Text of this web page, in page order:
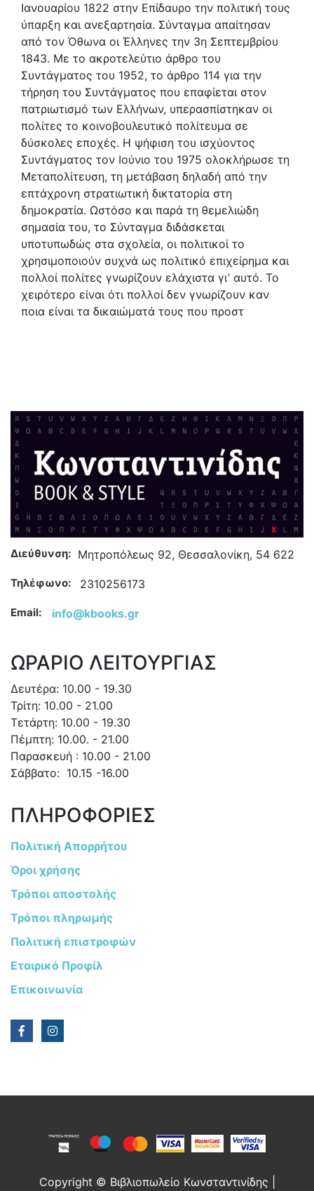
Ιανουαρίου 1822 στην Επίδαυρο την πολιτική τους
ύπαρξη και ανεξαρτησία. Σύνταγµα απαίτησαν
από τον Όθωνα οι Έλληνες την 3η Σεπτεµβρίου
1843. Με το ακροτελεύτιο άρθρο του
Συντάγµατος του 1952, το άρθρο 114 για την
τήρηση του Συντάγµατος που επαφίεται στον
πατριωτισµό των Ελλήνων, υπερασπίστηκαν οι
πολίτες το κοινοβουλευτικό πολίτευµα σε
δύσκολες εποχές. Η ψήφιση του ισχύοντος
Συντάγµατος τον Ιούνιο του 1975 ολοκλήρωσε τη
Μεταπολίτευση, τη µετάβαση δηλαδή από την
επτάχρονη στρατιωτική δικτατορία στη
δηµοκρατία. Ωστόσο και παρά τη θεµελιώδη
σηµασία του, το Σύνταγµα διδάσκεται
υποτυπωδώς στα σχολεία, οι πολιτικοί το
χρησιµοποιούν συχνά ως πολιτικό επιχείρηµα και
πολλοί πολίτες γνωρίζουν ελάχιστα γι’ αυτό. Το
χειρότερο είναι ότι πολλοί δεν γνωρίζουν καν
ποια είναι τα δικαιώµατά τους που προστ
Διεύθυνση: Μητροπόλεως 92, Θεσσαλονίκη, 54 622
Τηλέφωνο: 2310256173
Email: info@kbooks.gr
ΩΡΑΡΙΟ ΛΕΙΤΟΥΡΓΙΑΣ
Δευτέρα: 10.00 - 19.30
Τρίτη: 10.00 - 21.00
Τετάρτη: 10.00 - 19.30
Πέμπτη: 10.00. - 21.00
Παρασκευή : 10.00 - 21.00
Σάββατο: 10.15 -16.00
ΠΛΗΡΟΦΟΡΙΕΣ
Πολιτική Απορρήτου
Όροι χρήσης
Τρόποι αποστολής
Τρόποι πληρωμής
Πολιτική επιστροφών
Εταιρικό Προφίλ
Επικοινωνία
Copyright © Βιβλιοπωλείο Κωνσταντινίδης |